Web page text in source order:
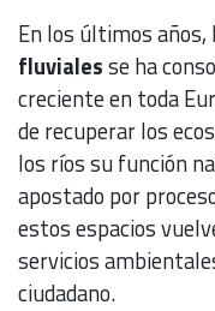
En los últimos años,
fluvialesse ha
creciente en toda
de recuperar los
los ríos su función
apostado por
estos espacios
servicios
ciudadano.